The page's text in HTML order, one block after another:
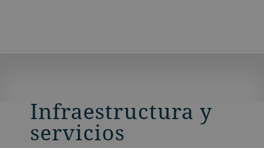
Infraestructura y
servicios